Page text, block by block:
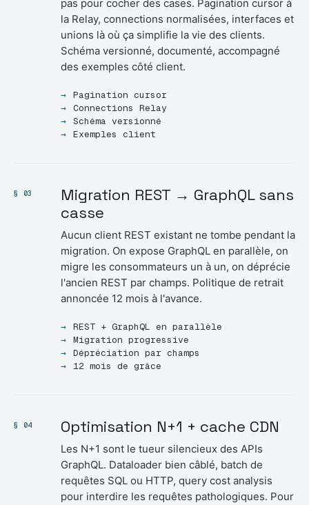
pas pour cocher des cases. Pagination cursor à
la Relay, connections normalisées, interfaces et
unions là où ça simplifie la vie des clients.
Schéma versionné, documenté, accompagné
des exemples côté client.
Pagination cursor
Connections Relay
Schéma versionné
Exemples client
§ 03
Migration REST → GraphQL sans
casse
Aucun client REST existant ne tombe pendant la
migration. On expose GraphQL en parallèle, on
migre les consommateurs un à un, on déprécie
l'ancien REST par champs. Politique de retrait
annoncée 12 mois à l'avance.
REST + GraphQL en parallèle
Migration progressive
Dépréciation par champs
12 mois de grâce
§ 04 Optimisation N+1 + cache CDN
Les N+1 sont le tueur silencieux des APIs
GraphQL. Dataloader bien câblé, batch de
requêtes SQL ou HTTP, query cost analysis
pour interdire les requêtes pathologiques. Pour